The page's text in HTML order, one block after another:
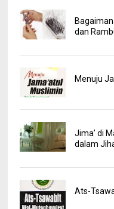
dan
Menuju
Jima’ di
dalam
Ats-